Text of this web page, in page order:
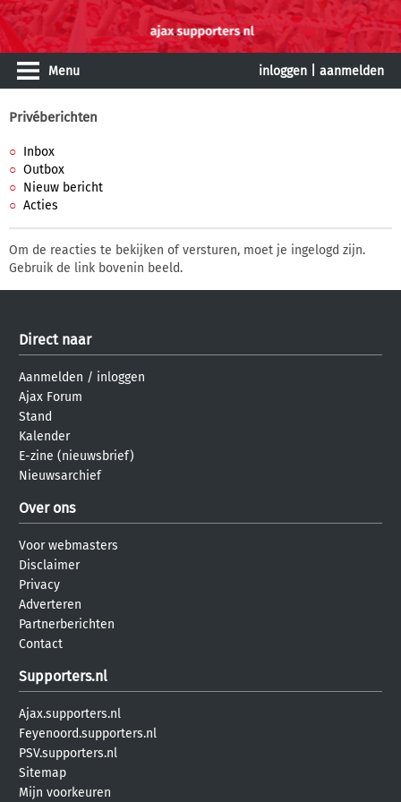
Menu inloggen aanmelden
Privéberichten
Inbox
Outbox
Nieuw bericht
Acties
Om de reacties te bekijken of versturen, moet je ingelogd zijn.
Gebruik de link bovenin beeld.
Direct naar
Aanmelden / inloggen
Ajax Forum
Stand
Kalender
E-zine (nieuwsbrief)
Nieuwsarchief
Over ons
Voor webmasters
Disclaimer
Privacy
Adverteren
Partnerberichten
Contact
Supporters.nl
Ajax.supporters.nl
Feyenoord.supporters.nl
PSV.supporters.nl
Sitemap
Mijn voorkeuren